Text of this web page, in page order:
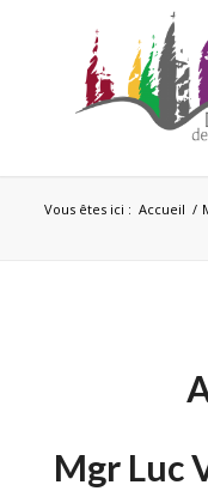
Vous êtes ici : Accueil /
Mgr Luc